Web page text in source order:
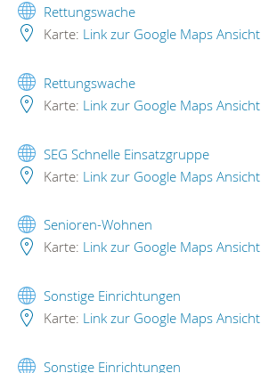
Rettungswache
Karte: Link zur Google Maps Ansicht
Rettungswache
Karte: Link zur Google Maps Ansicht
SEG Schnelle Einsatzgruppe
Karte: Link zur Google Maps Ansicht
Senioren-Wohnen
Karte: Link zur Google Maps Ansicht
Sonstige Einrichtungen
Karte: Link zur Google Maps Ansicht
Sonstige Einrichtungen